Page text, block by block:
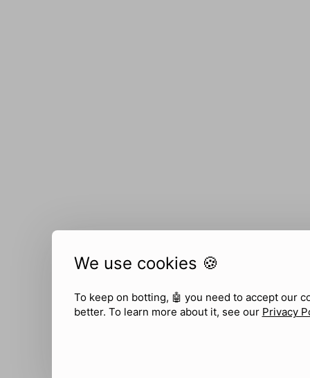
We use cookies 🍪
To keep on botting, 🤖 you need to accept our
better. To learn more about it, see our Privacy